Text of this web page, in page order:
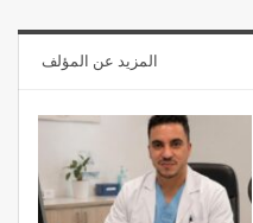
المزيد عن المؤلف